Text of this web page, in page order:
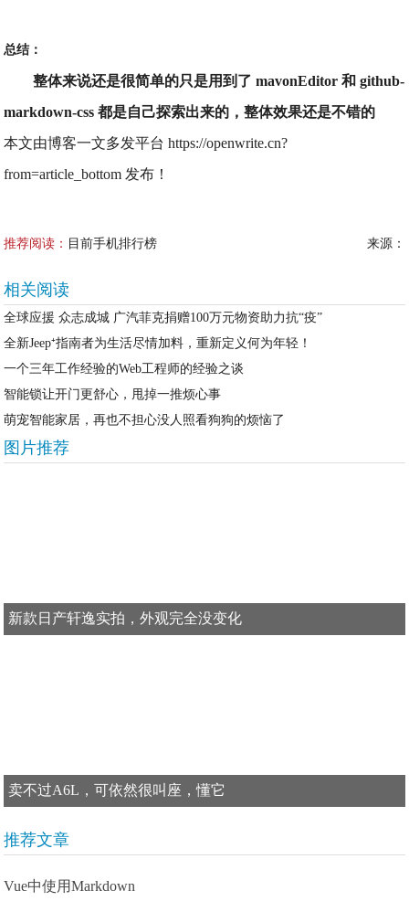
总结：
整体来说还是很简单的只是用到了 mavonEditor 和 github-
markdown-css 都是自己探索出来的，整体效果还是不错的
本文由博客一文多发平台 https://openwrite.cn?
from=article_bottom 发布！
推荐阅读： 目前手机排行榜 来源：
相关阅读
全球应援 众志成城 广汽菲克捐赠100万元物资助力抗“疫”
全新Jeep⁺指南者为生活尽情加料，重新定义何为年轻！
一个三年工作经验的Web工程师的经验之谈
智能锁让开门更舒心，甩掉一推烦心事
萌宠智能家居，再也不担心没人照看狗狗的烦恼了
图片推荐
新款日产轩逸实拍，外观完全没变化
卖不过A6L，可依然很叫座，懂它
推荐文章
Vue中使用Markdown